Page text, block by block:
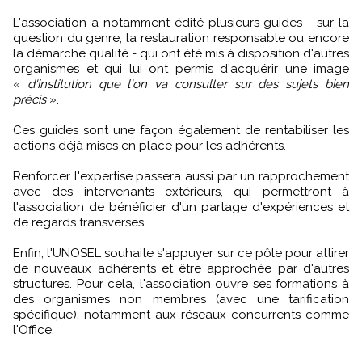
L'association a notamment édité plusieurs guides - sur la
question du genre, la restauration responsable ou encore
la démarche qualité - qui ont été mis à disposition d'autres
organismes et qui lui ont permis d'acquérir une image
« d'institution que l'on va consulter sur des sujets bien
précis».
Ces guides sont une façon également de rentabiliser les
actions déjà mises en place pour les adhérents.
Renforcer l'expertise passera aussi par un rapprochement
avec des intervenants extérieurs, qui permettront à
l'association de bénéficier d'un partage d'expériences et
de regards transverses.
Enfin, l'UNOSEL souhaite s'appuyer sur ce pôle pour attirer
de nouveaux adhérents et être approchée par d'autres
structures. Pour cela, l'association ouvre ses formations à
des organismes non membres (avec une tarification
spécifique), notamment aux réseaux concurrents comme
l'Office.